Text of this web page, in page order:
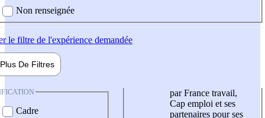
Non renseignée
le filtre de l'expérience demandée
Plus De Filtres
Cadre
par France travail,
Cap emploi et ses
partenaires pour ses